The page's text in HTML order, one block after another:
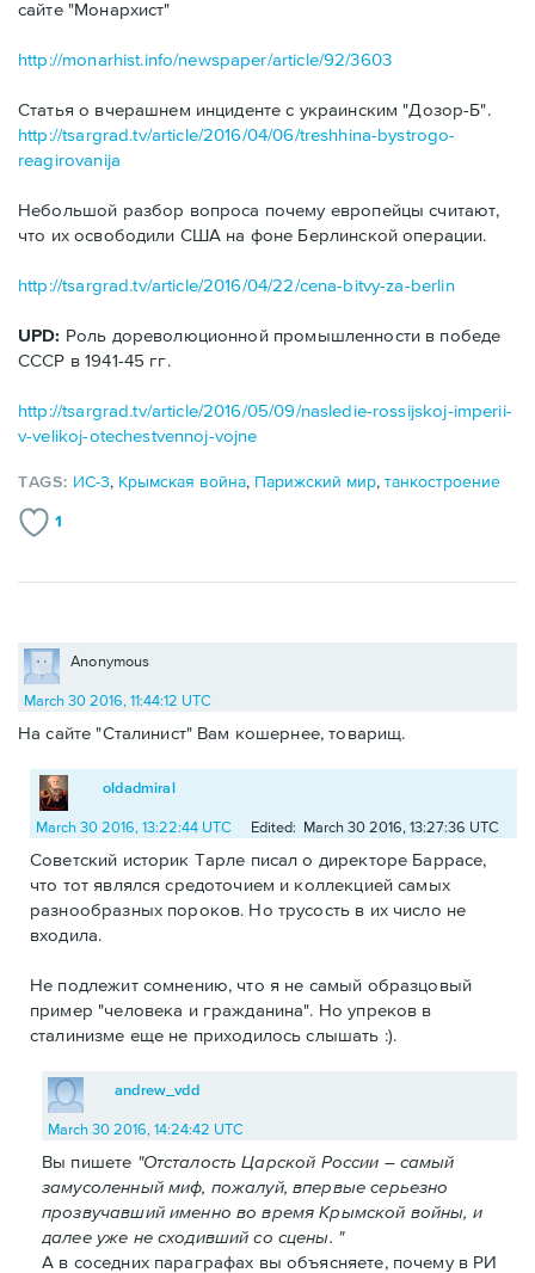
сайте "Монархист"
http://monarhist.info/newspaper/article/92/3603
Статья о вчерашнем инциденте с украинским "Дозор-Б".
http://tsargrad.tv/article/2016/04/06/treshhina-bystrogo-
reagirovanija
Небольшой разбор вопроса почему европейцы считают,
что их освободили США на фоне Берлинской операции.
http://tsargrad.tv/article/2016/04/22/cena-bitvy-za-berlin
UPD: Роль дореволюционной промышленности в победе
СССР в 1941-45 гг.
http://tsargrad.tv/article/2016/05/09/nasledie-rossijskoj-imperii-
v-velikoj-otechestvennoj-vojne
TAGS: ИС-3, Крымская война, Парижский мир,танкостроение
1
Anonymous
March 30 2016, 11:44:12 UTC
На сайте "Сталинист" Вам кошернее, товарищ.
oldadmiral
March 30 2016, 13:22:44 UTC Edited: March 30 2016, 13:27:36 UTC
Советский историк Тарле писал о директоре Баррасе,
что тот являлся средоточием и коллекцией самых
разнообразных пороков. Но трусость в их число не
входила.
Не подлежит сомнению, что я не самый образцовый
пример "человека и гражданина". Но упреков в
сталинизме еще не приходилось слышать :).
andrew_vdd
March 30 2016, 14:24:42 UTC
Вы пишете "Отсталость Царской России – самый
замусоленный миф, пожалуй, впервые серьезно
прозвучавший именно во время Крымской войны, и
далее уже не сходивший со сцены. "
А в соседних параграфах вы объясняете, почему в РИ